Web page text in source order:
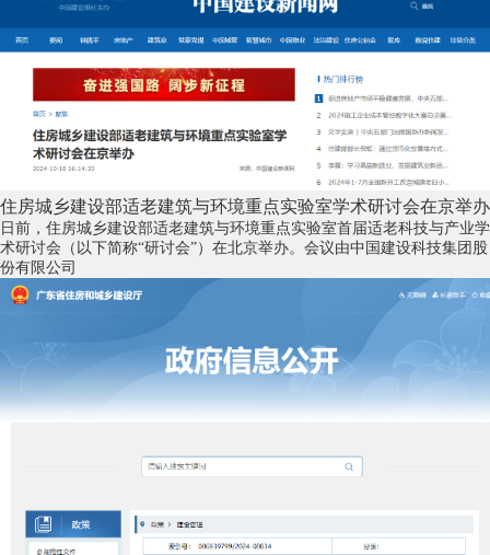
住房城乡建设部适老建筑与环境重点实验室学术研讨会在京举办
日前，住房城乡建设部适老建筑与环境重点实验室首届适老科技与产业学
术研讨会（以下简称“研讨会”）在北京举办。会议由中国建设科技集团股
份有限公司